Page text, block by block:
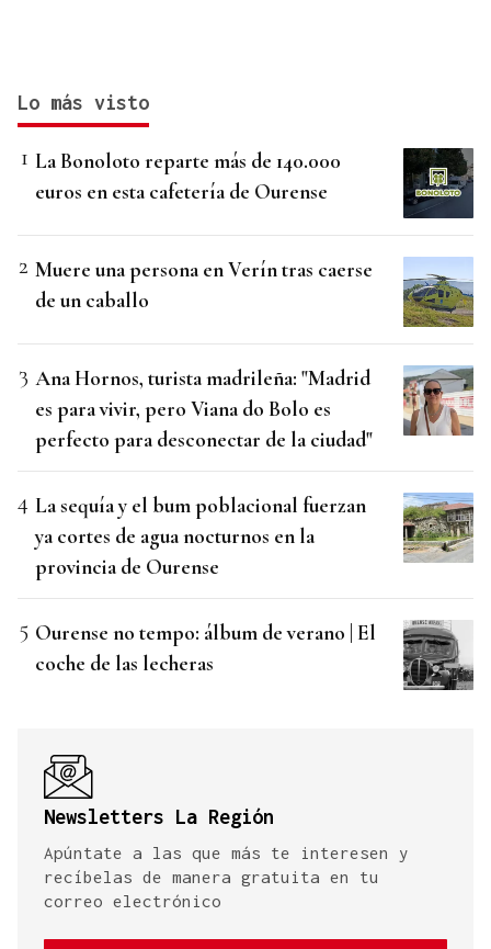
Lo más visto
La Bonoloto reparte más de 140.000
euros en esta cafetería de Ourense
Muere una persona en Verín tras caerse
de un caballo
Ana Hornos, turista madrileña: "Madrid
es para vivir, pero Viana do Bolo es
perfecto para desconectar de la ciudad"
La sequía y el bum poblacional fuerzan
ya cortes de agua nocturnos en la
provincia de Ourense
Ourense no tempo: álbum de verano | El
coche de las lecheras
Newsletters La Región
Apúntate a las que más te interesen y
recíbelas de manera gratuita en tu
correo electrónico